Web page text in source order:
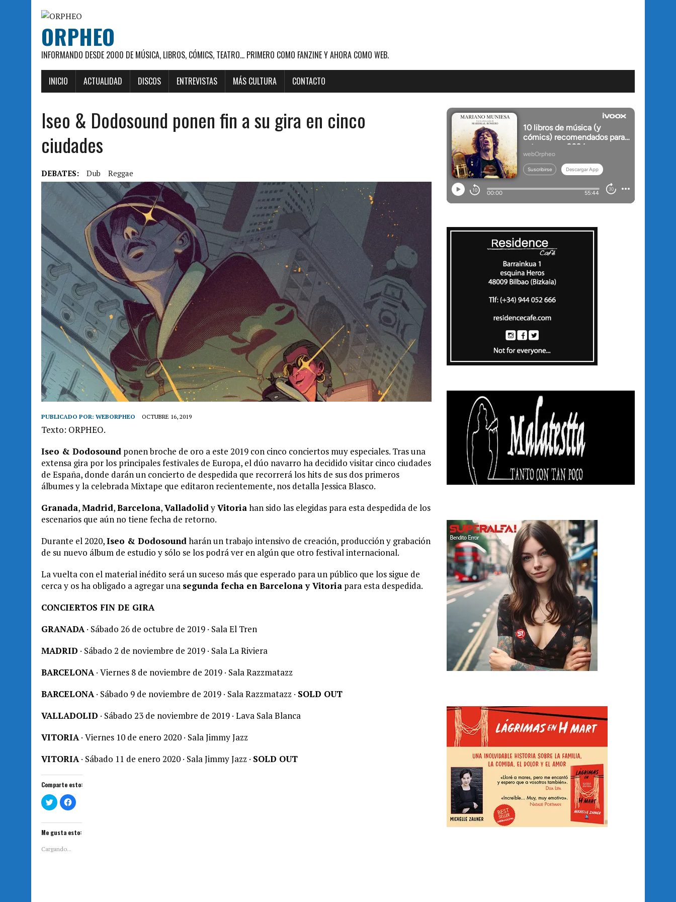
ORPHEO
INFORMANDO DESDE 2000 DE MÚSICA, LIBROS, CÓMICS, TEATRO... PRIMERO COMO FANZINE Y AHORA COMO WEB.
INICIO ACTUALIDAD DISCOS ENTREVISTAS MÁS CULTURA CONTACTO
Iseo & Dodosound ponen fin a su gira en cinco
ciudades
DEBATES: Dub Reggae
PUBLICADO POR: WEBORPHEO OCTUBRE 16, 2019
Texto: ORPHEO.
Iseo & Dodosound ponen broche de oro a este 2019 con cinco conciertos muy especiales. Tras una
extensa gira por los principales festivales de Europa, el dúo navarro ha decidido visitar cinco ciudades
de España, donde darán un concierto de despedida que recorrerá los hits de sus dos primeros
álbumes y la celebrada Mixtape que editaron recientemente, nos detalla Jessica Blasco.
Granada,Madrid,Barcelona,ValladolidyVitoriahan sido las elegidas para esta despedida de los
escenarios que aún no tiene fecha de retorno.
Durante el 2020,Iseo & Dodosoundharán un trabajo intensivo de creación, producción y grabación
de su nuevo álbum de estudio y sólo se los podrá ver en algún que otro festival internacional.
La vuelta con el material inédito será un suceso más que esperado para un público que los sigue de
cerca y os ha obligado a agregar una segunda fecha en Barcelona y Vitoria para esta despedida.
CONCIERTOS FIN DE GIRA
GRANADA· Sábado 26 de octubre de 2019 · Sala El Tren
MADRID · Sábado 2 de noviembre de 2019 · Sala La Riviera
BARCELONA· Viernes 8 de noviembre de 2019 · Sala Razzmatazz
BARCELONA· Sábado 9 de noviembre de 2019 · Sala Razzmatazz · SOLD OUT
VALLADOLID · Sábado 23 de noviembre de 2019 · Lava Sala Blanca
VITORIA· Viernes 10 de enero 2020 · Sala Jimmy Jazz
VITORIA· Sábado 11 de enero 2020 · Sala Jimmy Jazz · SOLD OUT
Comparte esto:
H
a
l
i
c
a
H
a
l
i
c
Me gusta esto:
Cargando...